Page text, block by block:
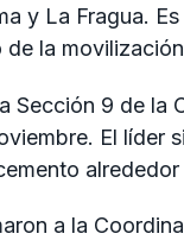
y La Fragua.
la
Sección 9 de la
El líder
a la